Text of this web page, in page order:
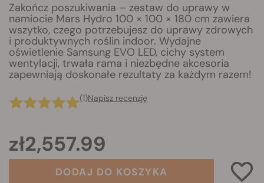
Zakończ poszukiwania – zestaw do uprawy w
namiocie Mars Hydro 100 × 100 × 180 cm zawiera
wszytko, czego potrzebujesz do uprawy zdrowych
i produktywnych roślin indoor. Wydajne
oświetlenie Samsung EVO LED, cichy system
wentylacji, trwała rama i niezbędne akcesoria
zapewniają doskonałe rezultaty za każdym razem!
(1)Napisz recenzję
zł2,557.99
DODAJ DO KOSZYKA